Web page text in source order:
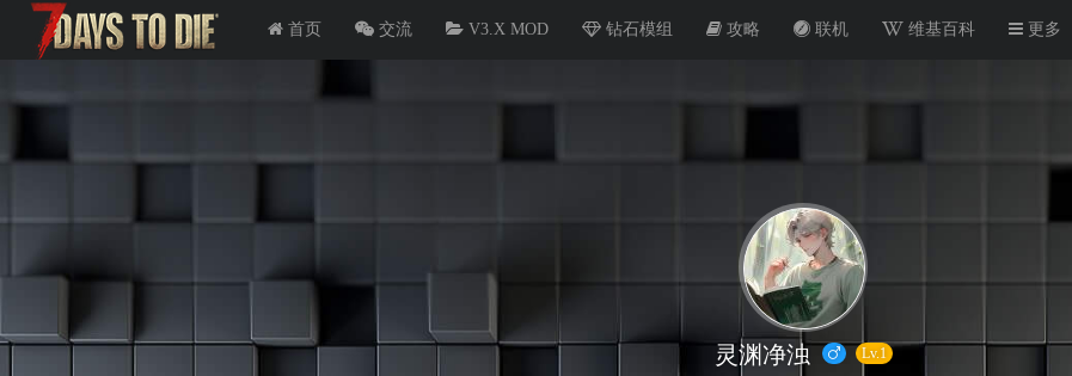
首页 交流 V3.X MOD 钻石模组 攻略 联机 维基百科 更多
灵渊净浊 Lv.1